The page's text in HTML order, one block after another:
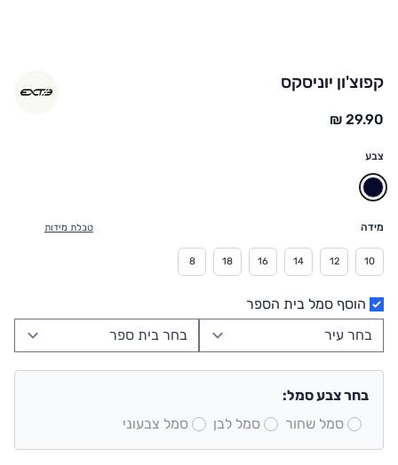
קפוצ'ון יוניסקס
החל מ:
צבע
נייבי
מידה טבלת מידות
10
12
14
16
18
8
הוסף סמל בית הספר
בחר צבע סמל:
סמל שחור
סמל לבן סמל צבעוני